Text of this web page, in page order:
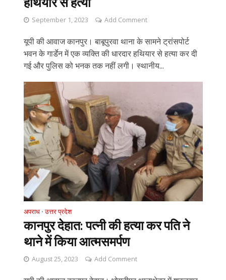
September 1, 2023 Add Comment
यूपी की आवाज कानपुर। बाबूपुरवा थाना के सामने ट्रांसपोर्ट
भवन के गार्डेन में एक व्यक्ति की धारदार हथियार से हत्या कर दी
गई और पुलिस को भनक तक नहीं लगी। स्थानीय...
अपराध • उत्तर प्रदेश
कानपुर देहात: पत्नी की हत्या कर पति ने
थाने में किया आत्मसमर्पण
August 25, 2023 Add Comment